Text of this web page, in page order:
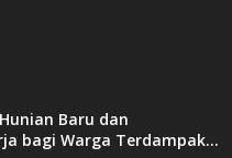
Baru dan
bagi Warga Terdampak...